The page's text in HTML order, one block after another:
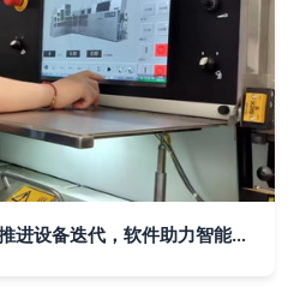
湖南中烟郴州卷烟厂 稳步推进设备迭代，软件助力智能制造升级